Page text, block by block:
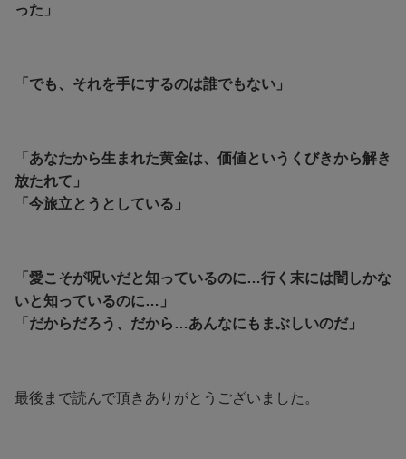
った」
「でも、それを手にするのは誰でもない」
「あなたから生まれた黄金は、価値というくびきから解き
放たれて」
「今旅立とうとしている」
「愛こそが呪いだと知っているのに…行く末には闇しかな
いと知っているのに…」
「だからだろう、だから…あんなにもまぶしいのだ」
最後まで読んで頂きありがとうございました。